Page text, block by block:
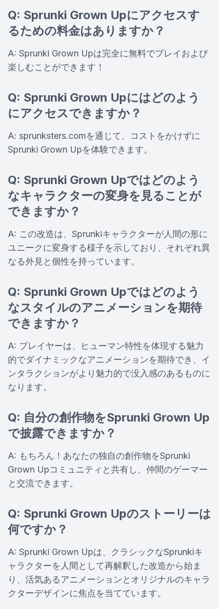
Q: Sprunki Grown Upにアクセスす
るための料金はありますか？
A: Sprunki Grown Upは完全に無料でプレイおよび
楽しむことができます！
Q: Sprunki Grown Upにはどのよう
にアクセスできますか？
A: sprunksters.comを通じて、コストをかけずに
Sprunki Grown Upを体験できます。
Q: Sprunki Grown Upではどのよう
なキャラクターの変身を見ることが
できますか？
A: この改造は、Sprunkiキャラクターが人間の形に
ユニークに変身する様子を示しており、それぞれ異
なる外見と個性を持っています。
Q: Sprunki Grown Upではどのよう
なスタイルのアニメーションを期待
できますか？
A: プレイヤーは、ヒューマン特性を体現する魅力
的でダイナミックなアニメーションを期待でき、イ
ンタラクションがより魅力的で没入感のあるものに
なります。
Q: 自分の創作物をSprunki Grown Up
で披露できますか？
A: もちろん！あなたの独自の創作物をSprunki
Grown Upコミュニティと共有し、仲間のゲーマー
と交流できます。
Q: Sprunki Grown Upのストーリーは
何ですか？
A: Sprunki Grown Upは、クラシックなSprunkiキ
ャラクターを人間として再解釈した改造から始ま
り、活気あるアニメーションとオリジナルのキャラ
クターデザインに焦点を当てています。